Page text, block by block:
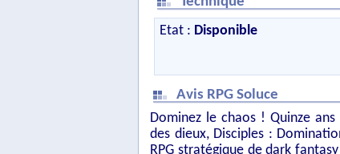
Etat : Disponible
Avis RPG Soluce
Dominez le chaos ! Quinze
des dieux, Disciples :
RPG stratégique de dark